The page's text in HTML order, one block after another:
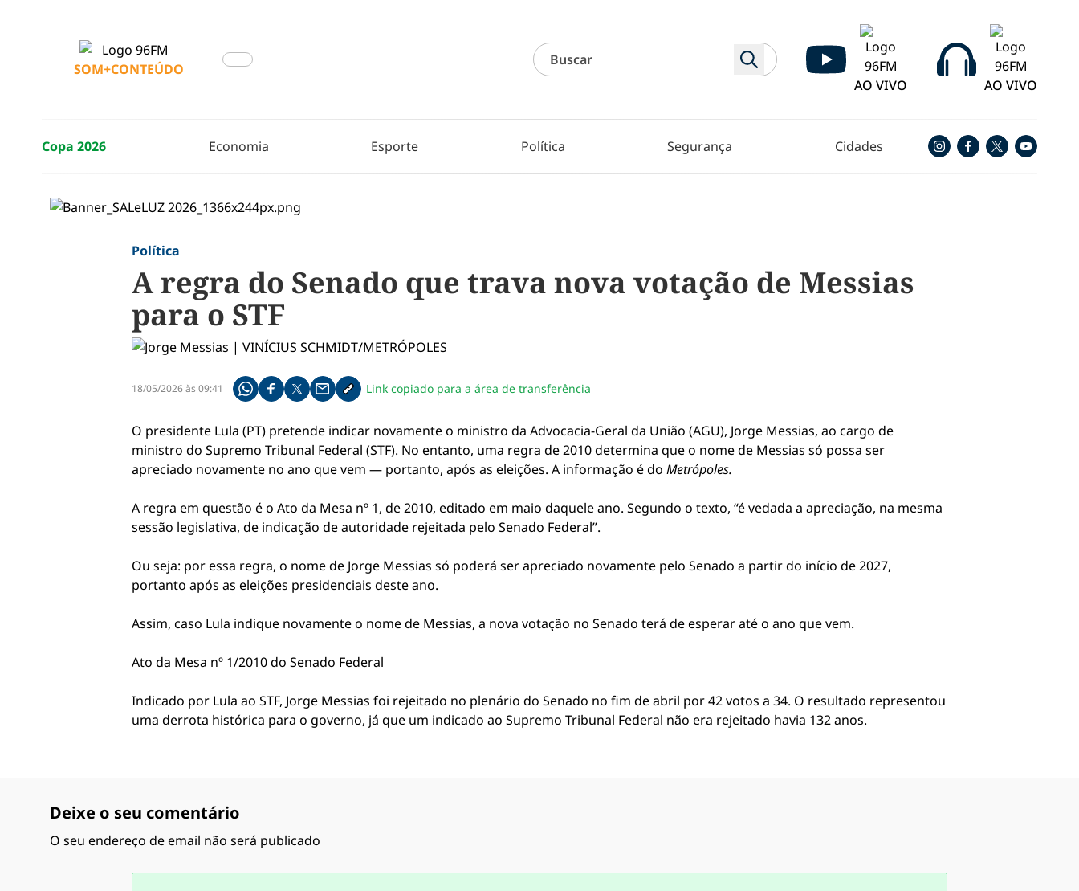
SOM+CONTEÚDO
AO VIVO
AO VIVO
Copa 2026 Economia Esporte Política Segurança Cidades
Política
A regra do Senado que trava nova votação de Messias
para o STF
18/05/2026 às 09:41 Compartilhe pelo whatsapp
Compartilhar no facebook
Compartilhar no twitter
Compartilhe pelo email
Copiar link da notícia
Link copiado para a área de transferência
O presidente Lula (PT) pretende indicar novamente o ministro da Advocacia-Geral da União (AGU), Jorge Messias, ao cargo de
ministro do Supremo Tribunal Federal (STF). No entanto, uma regra de 2010 determina que o nome de Messias só possa ser
apreciado novamente no ano que vem — portanto, após as eleições. A informação é do Metrópoles.
A regra em questão é o Ato da Mesa nº 1, de 2010, editado em maio daquele ano. Segundo o texto, “é vedada a apreciação, na mesma
sessão legislativa, de indicação de autoridade rejeitada pelo Senado Federal”.
Ou seja: por essa regra, o nome de Jorge Messias só poderá ser apreciado novamente pelo Senado a partir do início de 2027,
portanto após as eleições presidenciais deste ano.
Assim, caso Lula indique novamente o nome de Messias, a nova votação no Senado terá de esperar até o ano que vem.
Ato da Mesa nº 1/2010 do Senado Federal
Indicado por Lula ao STF, Jorge Messias foi rejeitado no plenário do Senado no fim de abril por 42 votos a 34. O resultado representou
uma derrota histórica para o governo, já que um indicado ao Supremo Tribunal Federal não era rejeitado havia 132 anos.
Deixe o seu comentário
O seu endereço de email não será publicado